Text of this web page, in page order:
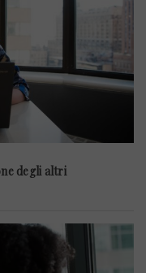
degli altri